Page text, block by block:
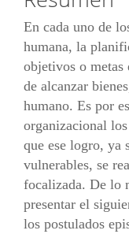
En cada uno de
humana, la
objetivos o metas
de alcanzar
humano. Es por
organizacional
que ese logro, ya
vulnerables, se
focalizada. De lo
presentar el
los postulados